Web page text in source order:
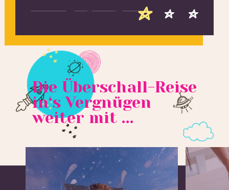
Die Überschall-Reise
in‘s Vergnügen
weiter mit ...